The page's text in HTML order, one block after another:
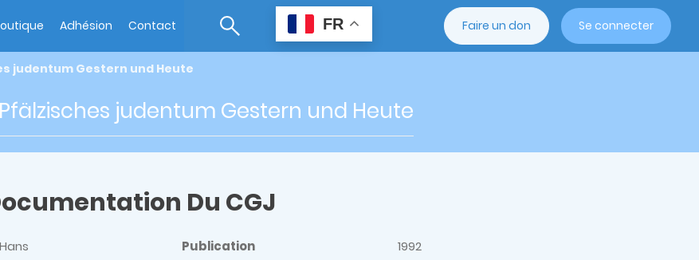
Adhésion Contact FR Faire un don Se connecter
judentum Gestern und Heute
Pfälzisches judentum Gestern und Heute
Du CGJ
Publication 1992